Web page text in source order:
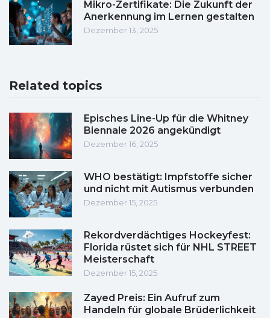
Mikro-Zertifikate: Die Zukunft der
Anerkennung im Lernen gestalten
Dezember 13, 2025
Related topics
Episches Line-Up für die Whitney
Biennale 2026 angekündigt
Dezember 16, 2025
WHO bestätigt: Impfstoffe sicher
und nicht mit Autismus verbunden
Dezember 15, 2025
Rekordverdächtiges Hockeyfest:
Florida rüstet sich für NHL STREET
Meisterschaft
Dezember 15, 2025
Zayed Preis: Ein Aufruf zum
Handeln für globale Brüderlichkeit